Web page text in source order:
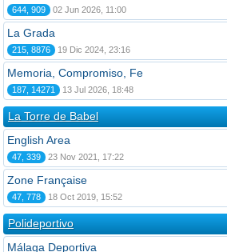
644, 909 02 Jun 2026, 11:00
La Grada
215, 8876 19 Dic 2024, 23:16
Memoria, Compromiso, Fe
187, 14271 13 Jul 2026, 18:48
La Torre de Babel
English Area
47, 339 23 Nov 2021, 17:22
Zone Française
47, 778 18 Oct 2019, 15:52
Polideportivo
Málaga Deportiva